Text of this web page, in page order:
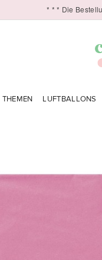
* * * Die
THEMEN LUFTBALLONS